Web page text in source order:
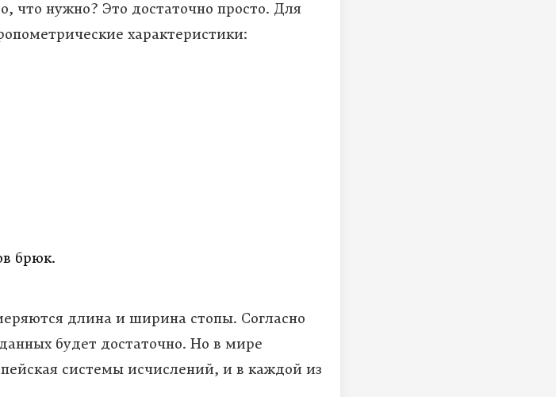
что нужно? Это достаточно просто. Для
характеристики:
брюк.
длина и ширина стопы. Согласно
будет достаточно. Но в мире
системы исчислений, и в каждой из